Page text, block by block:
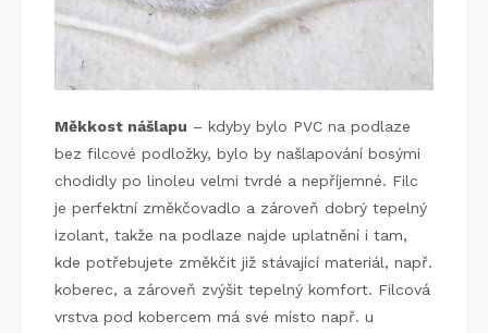
Měkkost nášlapu – kdyby bylo PVC na podlaze
bez filcové podložky, bylo by našlapování bosými
chodidly po linoleu velmi tvrdé a nepříjemné. Filc
je perfektní změkčovadlo a zároveň dobrý tepelný
izolant, takže na podlaze najde uplatnění i tam,
kde potřebujete změkčit již stávající materiál, např.
koberec, a zároveň zvýšit tepelný komfort. Filcová
vrstva pod kobercem má své místo např. u